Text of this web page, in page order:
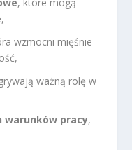
wzmocni mięśnie
ważną rolę w
warunków pracy,